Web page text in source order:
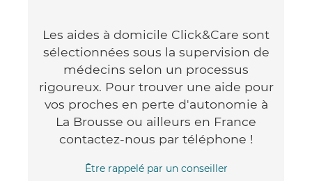
Les aides à domicile Click&Care sont
sélectionnées sous la supervision de
médecins selon un processus
rigoureux. Pour trouver une aide pour
vos proches en perte d'autonomie à
La Brousse ou ailleurs en France
contactez-nous par téléphone !
Être rappelé par un conseiller